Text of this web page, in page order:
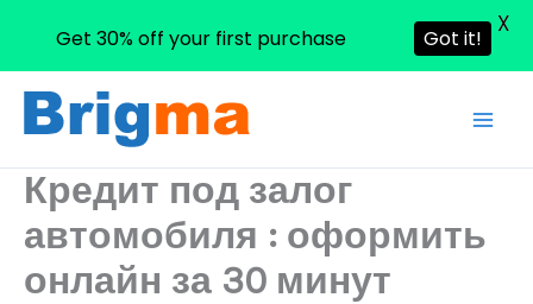
Skip
Кредит под залог
автомобиля : оформить
онлайн за 30 минут
Get 30% off your first purchase Got it!
X